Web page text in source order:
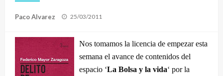
Paco Alvarez
Publicado
25/03/2011
Nos tomamos la licencia de empezar esta
semana el avance de contenidos del
espacio ‘La Bolsa y la vida‘ por la